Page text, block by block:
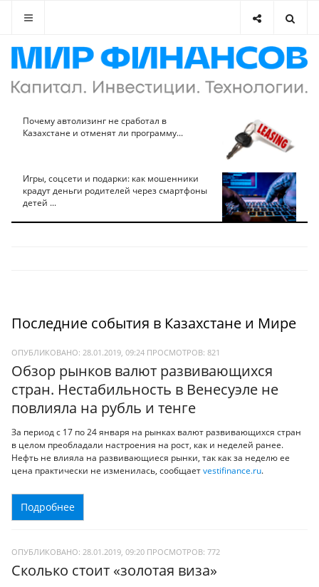
Почему автолизинг не сработал в
Казахстане и отменят ли программу...
Игры, соцсети и подарки: как мошенники
крадут деньги родителей через смартфоны
детей ...
Последние события в Казахстане и Мире
ОПУБЛИКОВАНО: 28.01.2019, 09:24 ПРОСМОТРОВ: 821
Обзор рынков валют развивающихся
стран. Нестабильность в Венесуэле не
повлияла на рубль и тенге
За период с 17 по 24 января на рынках валют развивающихся стран
в целом преобладали настроения на рост, как и неделей ранее.
Нефть не влияла на развивающиеся рынки, так как за неделю ее
цена практически не изменилась, сообщаетvestifinance.ru.
Подробнее
ОПУБЛИКОВАНО: 28.01.2019, 09:20 ПРОСМОТРОВ: 772
Сколько стоит «золотая виза»